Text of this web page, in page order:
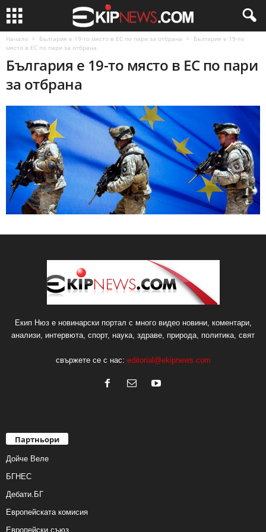
Начало България е 19-то място в ЕС по пари за отбрана
България е 19-то
място в ЕС по пари за отбрана
България е 19-то място в ЕС по пари
за отбрана
Екип Нюз е новинарски портал с много видео новини, коментари,
анализи, интервюта, спорт, наука, здраве, природа, политика, свят
свържете се с нас: editorial@ekipnews.com
Партньори
Дойче Веле
БГНЕС
Дебати.БГ
Европейската комисия
Европейски съюз